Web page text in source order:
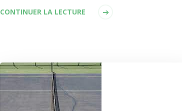
CONTINUER LA LECTURE